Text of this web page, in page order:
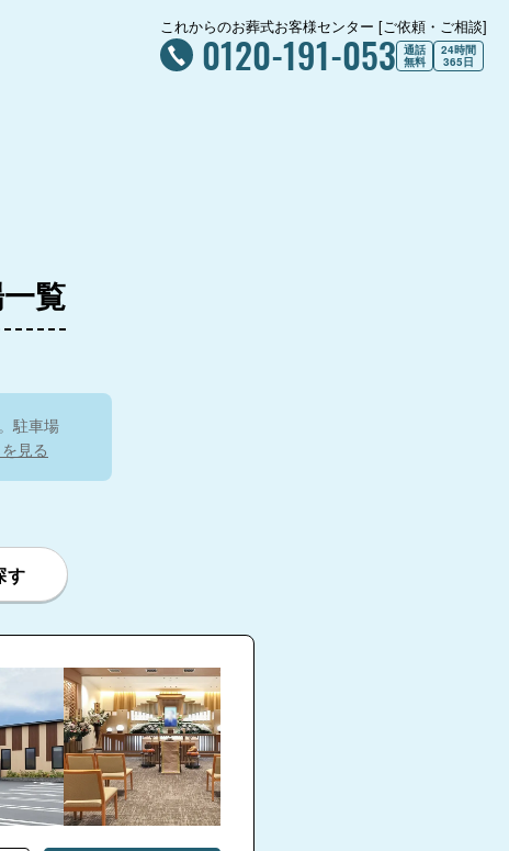
これからのお葬式お客様センター [ご依頼・ご相談]
0120-191-053 通話
無料
24時間
365日
覧
駐車場
見る
す
江南ホール